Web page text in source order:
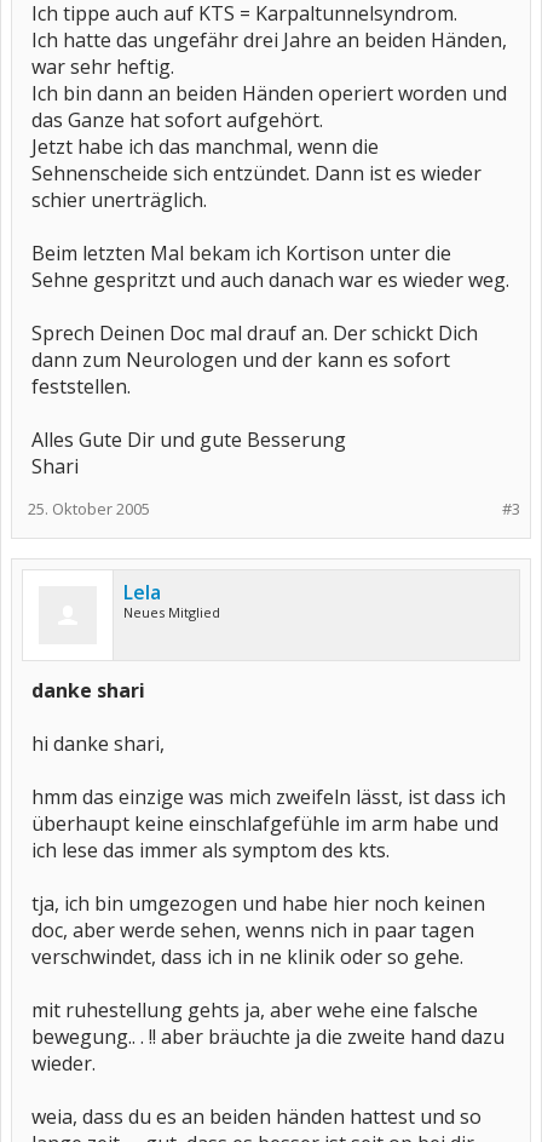
Ich tippe auch auf KTS = Karpaltunnelsyndrom.
Ich hatte das ungefähr drei Jahre an beiden Händen,
war sehr heftig.
Ich bin dann an beiden Händen operiert worden und
das Ganze hat sofort aufgehört.
Jetzt habe ich das manchmal, wenn die
Sehnenscheide sich entzündet. Dann ist es wieder
schier unerträglich.
Beim letzten Mal bekam ich Kortison unter die
Sehne gespritzt und auch danach war es wieder weg.
Sprech Deinen Doc mal drauf an. Der schickt Dich
dann zum Neurologen und der kann es sofort
feststellen.
Alles Gute Dir und gute Besserung
Shari
#3
25. Oktober 2005
Lela
Neues Mitglied
danke shari
hi danke shari,
hmm das einzige was mich zweifeln lässt, ist dass ich
überhaupt keine einschlafgefühle im arm habe und
ich lese das immer als symptom des kts.
tja, ich bin umgezogen und habe hier noch keinen
doc, aber werde sehen, wenns nich in paar tagen
verschwindet, dass ich in ne klinik oder so gehe.
mit ruhestellung gehts ja, aber wehe eine falsche
bewegung.. . !! aber bräuchte ja die zweite hand dazu
wieder.
weia, dass du es an beiden händen hattest und so